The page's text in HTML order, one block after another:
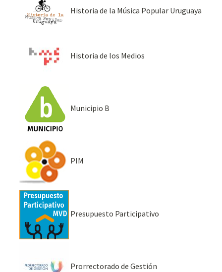
Historia de la Música Popular Uruguaya
Historia de los Medios
Municipio B
PIM
Presupuesto Participativo
Prorrectorado de Gestión